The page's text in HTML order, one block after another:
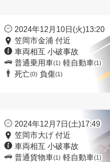
2024年12月10日(火)13:20
笠岡市金浦 付近
車両相互 小破事故
普通乗用車(1) 軽自動車(1)
死亡(0) 負傷(1)
2024年12月7日(土)17:49
笠岡市大げ 付近
車両相互 小破事故
普通貨物車(1) 軽自動車(1)